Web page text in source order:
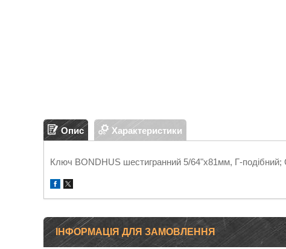
Опис Характеристики
Ключ BONDHUS шестигранний 5/64"х81мм, Г-
ІНФОРМАЦІЯ ДЛЯ ЗАМОВЛЕННЯ